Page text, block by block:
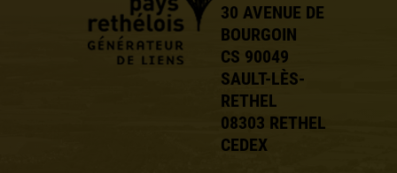
30 AVENUE DE
BOURGOIN
CS 90049
SAULT-LÈS-
RETHEL
08303 RETHEL
CEDEX